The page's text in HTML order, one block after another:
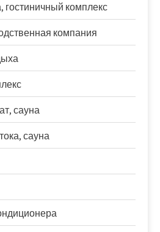
гостиничный комплекс
компания
сауна
сауна